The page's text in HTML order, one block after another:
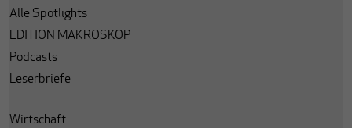
Alle Spotlights
EDITION MAKROSKOP
Podcasts
Leserbriefe
Wirtschaft